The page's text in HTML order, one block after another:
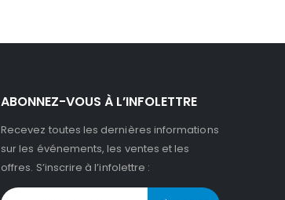
ABONNEZ-VOUS À L’INFOLETTRE
Recevez toutes les dernières informations
sur les événements, les ventes et les
offres. S’inscrire à l’infolettre :